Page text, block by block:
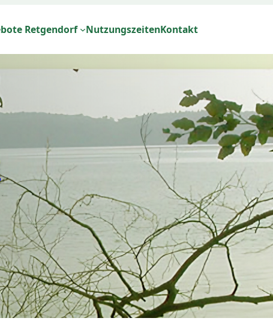
Retgendorf NutzungszeitenKontakt